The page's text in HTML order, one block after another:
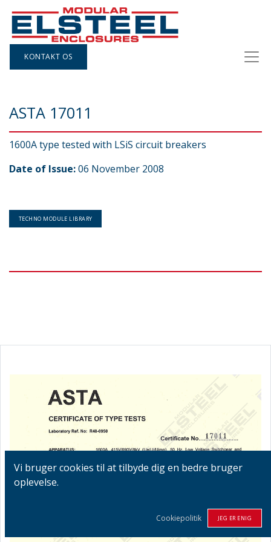
KONTAKT OS
ASTA 17011
1600A type tested with LSiS circuit breakers
Date of Issue:06 November 2008
TECHNO MODULE LIBRARY
Vi bruger cookies til at tilbyde dig en bedre bruger
oplevelse.
Cookiepolitik JEG ER ENIG